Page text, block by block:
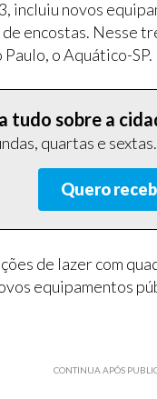
incluiu novos
encostas.
o Aquático-SP.
tudo sobre a
quartas e sextas.
Quero
de lazer com
equipamentos
CONTINUA APÓS